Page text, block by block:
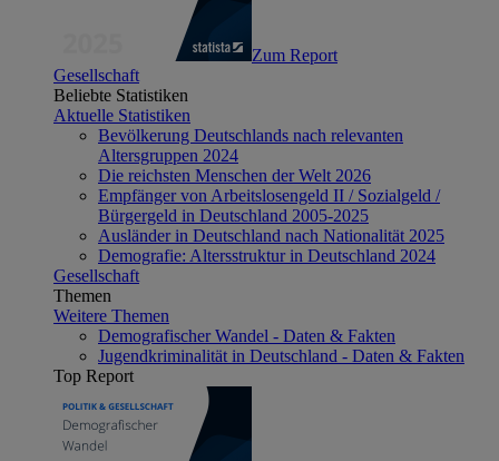
Zum Report
Gesellschaft
Beliebte Statistiken
Aktuelle Statistiken
Bevölkerung Deutschlands nach relevanten
Altersgruppen 2024
Die reichsten Menschen der Welt 2026
Empfänger von Arbeitslosengeld II / Sozialgeld /
Bürgergeld in Deutschland 2005-2025
Ausländer in Deutschland nach Nationalität 2025
Demografie: Altersstruktur in Deutschland 2024
Gesellschaft
Themen
Weitere Themen
Demografischer Wandel - Daten & Fakten
Jugendkriminalität in Deutschland - Daten & Fakten
Top Report